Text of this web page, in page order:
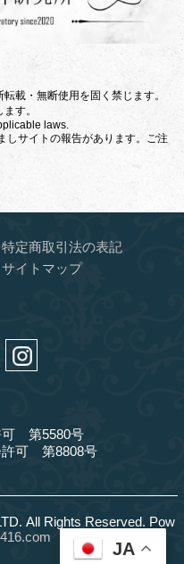
載・無断使用を固く禁じます。
す。
laws.
サイトの報告があります。ご注
特定商取引法の表記
サイトマップ
可 第5580号
許可 第8808号
All Rights Reserved. Pow
JA